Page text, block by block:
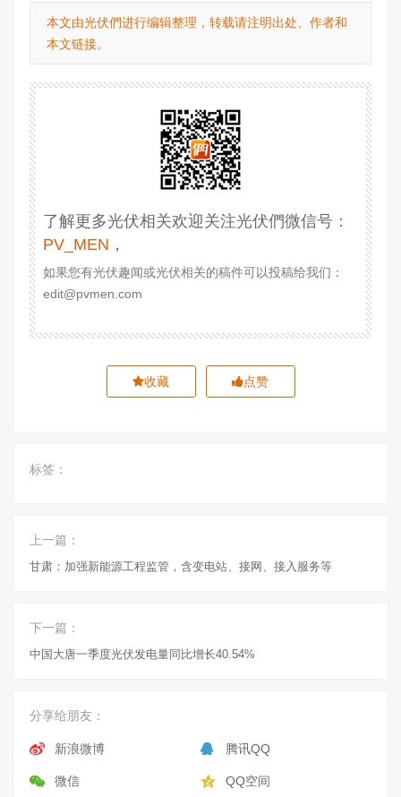
本文由光伏們进行编辑整理，转载请注明出处、作者和
本文链接。
了解更多光伏相关欢迎关注光伏們微信号 ：
PV_MEN ，
如果您有光伏趣闻或光伏相关的稿件可以投稿给我们：
edit@pvmen.com
收藏 点赞
标签：
上一篇：
甘肃：加强新能源工程监管，含变电站、接网、接入服务等
下一篇：
中国大唐一季度光伏发电量同比增长40.54%
分享给朋友：
新浪微博 腾讯QQ
微信 QQ空间